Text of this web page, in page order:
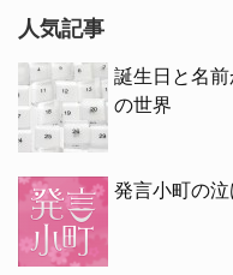
人気記事
誕生日と名前
の世界
発言小町の